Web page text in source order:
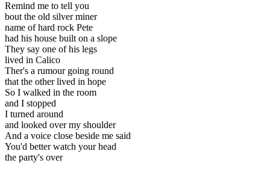
Remind me to tell you
bout the old silver miner
name of hard rock Pete
had his house built on a slope
They say one of his legs
lived in Calico
Ther's a rumour going round
that the other lived in hope
So I walked in the room
and I stopped
I turned around
and looked over my shoulder
And a voice close beside me said
You'd better watch your head
the party's over